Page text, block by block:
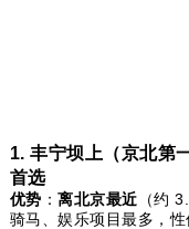
1. 丰宁坝上（京北
首选
优势 ：离北京最近 （约
骑马、娱乐项目最多，性